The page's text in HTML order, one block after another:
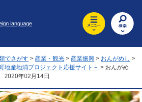
language
でさがす > 産業・観光 > 産業振興 > おんがめし >
地産地消プロジェクト応援サイト－ > おんがめ
年02月14日